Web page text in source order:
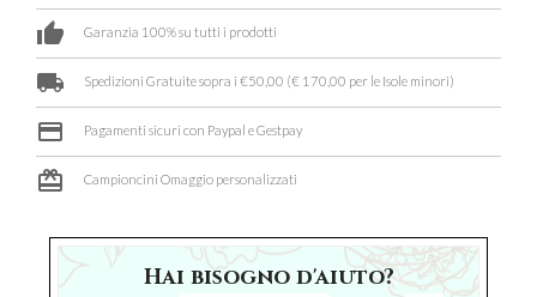
thumb_up Garanzia 100% su tutti i prodotti
local_shipping Spedizioni Gratuite sopra i €50,00 (€ 170,00 per le Isole minori)
credit_card Pagamenti sicuri con Paypal e Gestpay
card_giftcard Campioncini Omaggio personalizzati
Hai bisogno d'aiuto?